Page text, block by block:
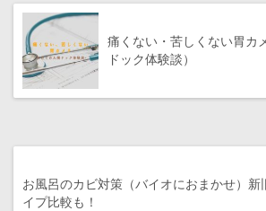
痛くない・苦しくない胃カ
ドック体験談）
お風呂のカビ対策（バイオにおまかせ）新
イプ比較も！